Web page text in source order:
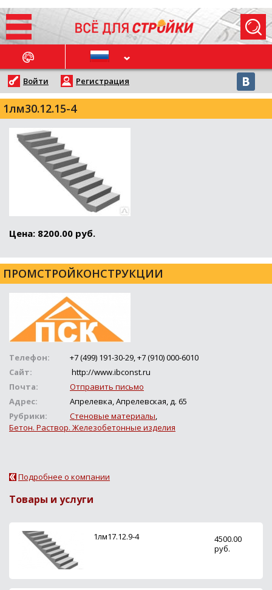
НОВОСТИ
Войти Регистрация
1лм30.12.15-4
Цена: 8200.00 руб.
ПРОМСТРОЙКОНСТРУКЦИИ
Телефон:
+7 (499) 191-30-29, +7 (910) 000-6010
Сайт:
http://www.ibconst.ru
Почта:
Отправить письмо
Адрес:
Апрелевка, Апрелевская, д. 65
Рубрики:
Стеновые материалы,
Бетон. Раствор. Железобетонные изделия
Подробнее о компании
Товары и услуги
1лм17.12.9-4
4500.00
руб.